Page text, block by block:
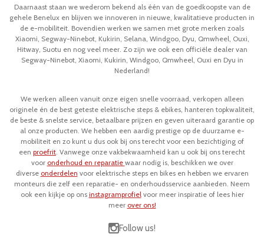
Daarnaast staan we wederom bekend als één van de goedkoopste van de
gehele Benelux en blijven we innoveren in nieuwe, kwalitatieve producten in
de e-mobiliteit. Bovendien werken we samen met grote merken zoals
Xiaomi, Segway-Ninebot, Kukirin, Selana, Windgoo, Dyu, Qmwheel, Ouxi,
Hitway, Suotu en nog veel meer. Zo zijn we ook een officiële dealer van
Segway-Ninebot, Xiaomi, Kukirin, Windgoo, Qmwheel, Ouxi en Dyu in
Nederland!
We werken alleen vanuit onze eigen snelle voorraad, verkopen alleen
originele én de best geteste elektrische steps & ebikes, hanteren topkwaliteit,
de beste & snelste service, betaalbare prijzen en geven uiteraard garantie op
al onze producten. We hebben een aardig prestige op de duurzame e-
mobiliteit en zo kunt u dus ook bij ons terecht voor een bezichtiging of
een proefrit . Vanwege onze vakbekwaamheid kan u ook bij ons terecht
voor onderhoud en reparatie waar nodig is, beschikken we over
diverse onderdelen voor elektrische steps en bikes en hebben we ervaren
monteurs die zelf een reparatie- en onderhoudsservice aanbieden. Neem
ook een kijkje op ons instagramprofiel voor meer inspiratie of lees hier
meer over ons!
Follow us!